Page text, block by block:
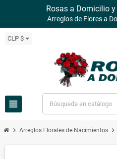
Rosas a Domicilio
Arreglos de Flores a
CLP $
view_headline
chevron_right Arreglos Florales de Nacimientos chevron_right